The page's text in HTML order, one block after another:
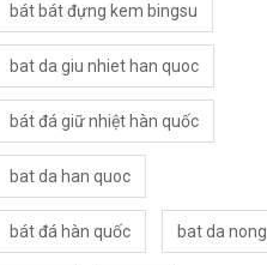
bát bát đựng kem bingsu
bat da giu nhiet han quoc
bát đá giữ nhiệt hàn quốc
bat da han quoc
bát đá hàn quốc bat da nong